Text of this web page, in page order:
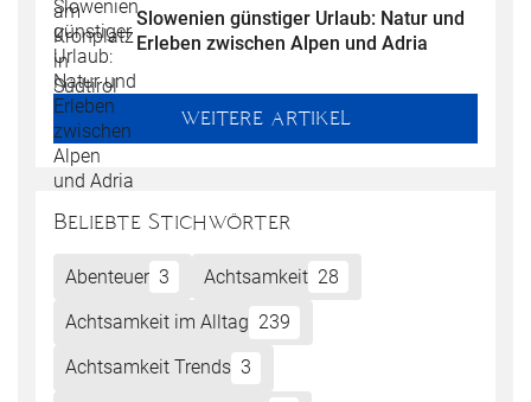
Slowenien günstiger Urlaub: Natur und
Erleben zwischen Alpen und Adria
WEITERE ARTIKEL
Beliebte Stichwörter
Abenteuer 3 Achtsamkeit 28
Achtsamkeit im Alltag 239
Achtsamkeit Trends 3